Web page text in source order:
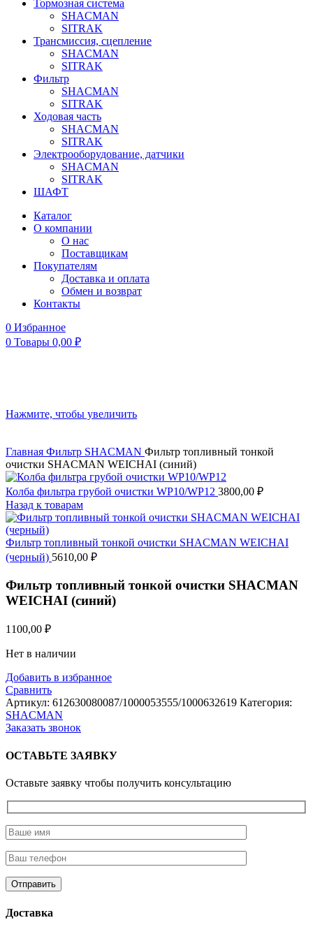
Тормозная система
SHACMAN
SITRAK
Трансмиссия, сцепление
SHACMAN
SITRAK
Фильтр
SHACMAN
SITRAK
Ходовая часть
SHACMAN
SITRAK
Электрооборудование, датчики
SHACMAN
SITRAK
ШАФТ
Каталог
О компании
О нас
Поставщикам
Покупателям
Доставка и оплата
Обмен и возврат
Контакты
0 Избранное
0 Товары 0,00 ₽
Нажмите, чтобы увеличить
Главная Фильтр SHACMAN Фильтр топливный тонкой
очистки SHACMAN WEICHAI (синий)
Колба фильтра грубой очистки WP10/WP12 3800,00 ₽
Назад к товарам
Фильтр топливный тонкой очистки SHACMAN WEICHAI
(черный) 5610,00 ₽
Фильтр топливный тонкой очистки SHACMAN
WEICHAI (синий)
1100,00 ₽
Нет в наличии
Добавить в избранное
Сравнить
Артикул: 612630080087/1000053555/1000632619 Категория:
SHACMAN
Заказать звонок
ОСТАВЬТЕ ЗАЯВКУ
Оставьте заявку чтобы получить консультацию
Доставка